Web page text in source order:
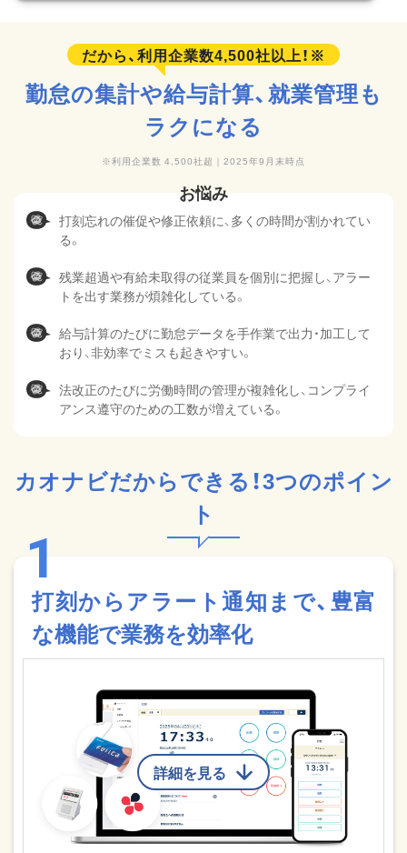
勤怠の集計や給与計算、就業管理も
ラクになる
利用企業数 4,500社超｜2025年9月末時点
打刻忘れの催促や修正依頼に、多くの時間が割かれてい
る。
残業超過や有給未取得の従業員を個別に把握し、アラー
トを出す業務が煩雑化している。
給与計算のたびに勤怠データを手作業で出力・加工して
おり、非効率でミスも起きやすい。
法改正のたびに労働時間の管理が複雑化し、コンプライ
アンス遵守のための工数が増えている。
カオナビだからできる！3つのポイン
ト
打刻からアラート通知まで、豊富
な機能で業務を効率化
詳細を見る